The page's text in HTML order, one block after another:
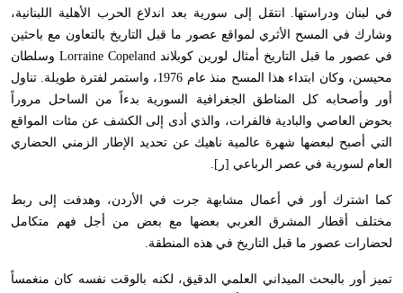
في لبنان ودراستها. انتقل إلى سورية بعد اندلاع الحرب الأهلية اللبنانية،
وشارك في المسح الأثري لمواقع عصور ما قبل التاريخ بالتعاون مع باحثين
في عصور ما قبل التاريخ أمثال لورين كوبلاند Lorraine Copeland وسلطان
محيسن، وكان ابتداء هذا المسح منذ عام 1976، واستمر لفترة طويلة. تناول
أور وأصحابه كل المناطق الجغرافية السورية بدءاً من الساحل مروراً
بحوض العاصي والبادية فالفرات، والذي أدى إلى الكشف عن مئات المواقع
التي أصبح لبعضها شهرة عالمية ناهيك عن تحديد الإطار الزمني الحضاري
العام لسورية في عصر الرباعي [ر].
كما اشترك أور في أعمال مشابهة جرت في الأردن، وهدفت إلى ربط
مختلف أقطار المشرق العربي بعضها مع بعض من أجل فهم متكامل
لحضارات عصور ما قبل التاريخ في هذه المنطقة.
تميز أور بالبحث الميداني العلمي الدقيق، لكنه بالوقت نفسه كان منغمساً